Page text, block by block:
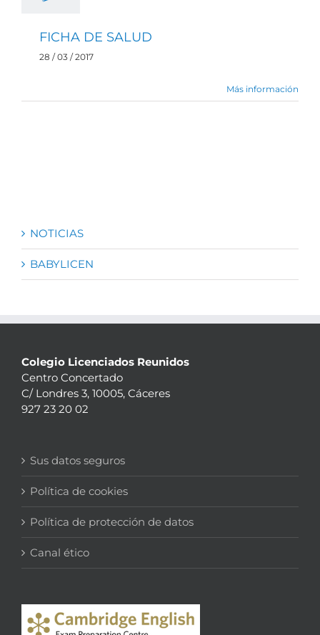
FICHA DE SALUD
28 / 03 / 2017
Más información
NOTICIAS
BABYLICEN
Colegio Licenciados Reunidos
Centro Concertado
C/ Londres 3, 10005, Cáceres
927 23 20 02
Sus datos seguros
Política de cookies
Política de protección de datos
Canal ético